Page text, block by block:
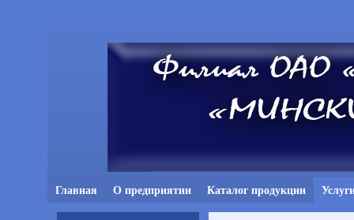
Главная О предприятии Каталог продукции